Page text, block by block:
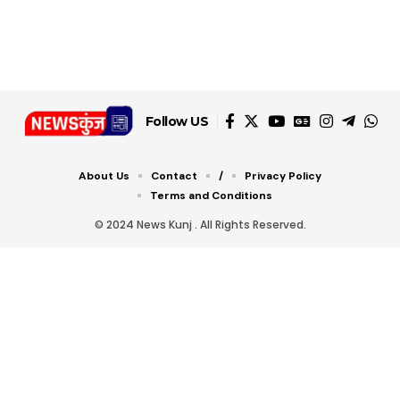
Follow US
© 2024 News Kunj . All Rights Reserved.
About Us Contact /
Privacy Policy
Terms and Conditions